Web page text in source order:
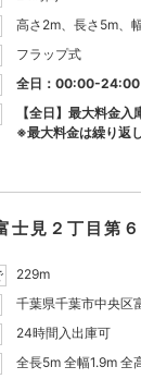
高さ2m、長さ5m、
フラップ式
全日：00:00-
【全日】最大料金
※最大料金は繰り返
士見２丁目第６
229m
千葉県千葉市中央区
24時間入出庫可
全長5m 全幅1.9m 全